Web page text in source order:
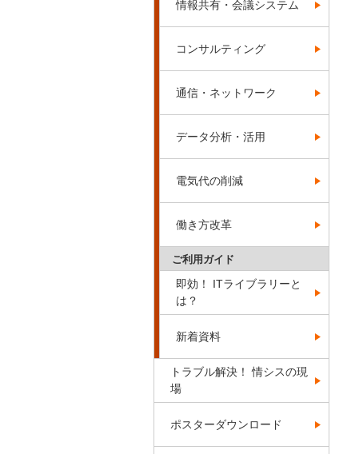
情報共有・会議システム
コンサルティング
通信・ネットワーク
データ分析・活用
電気代の削減
働き方改革
ご利用ガイド
即効！ ITライブラリーと
は？
新着資料
トラブル解決！ 情シスの現
場
ポスターダウンロード